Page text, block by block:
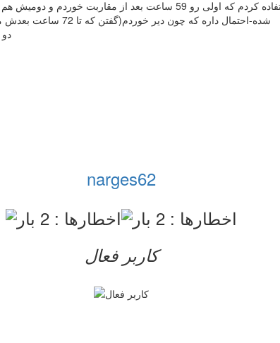
شده-احتمال داره که چون دیر خوردم(گفتن که تا 72 ساعت بعدش میشه خورد) باردار باشم؟(البته زمان پریودیم هم همین یکی دو روز آینده باید باشه)
narges62
کاربر فعال